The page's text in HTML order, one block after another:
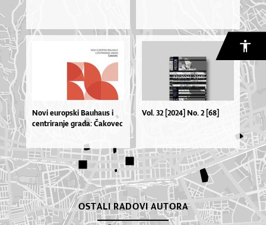
No­vi eu­rop­ski Ba­u­ha­us i
cen­tri­ra­nje gra­da: Ča­ko­vec
Vol. 32 [2024] No. 2 [68]
OSTALI RADOVI AUTORA